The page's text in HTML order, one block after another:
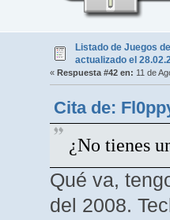
Listado de Juegos
actualizado el
« Respuesta #42 en: 11 de
Cita de:
¿No tienes
Qué va,
del 2008.